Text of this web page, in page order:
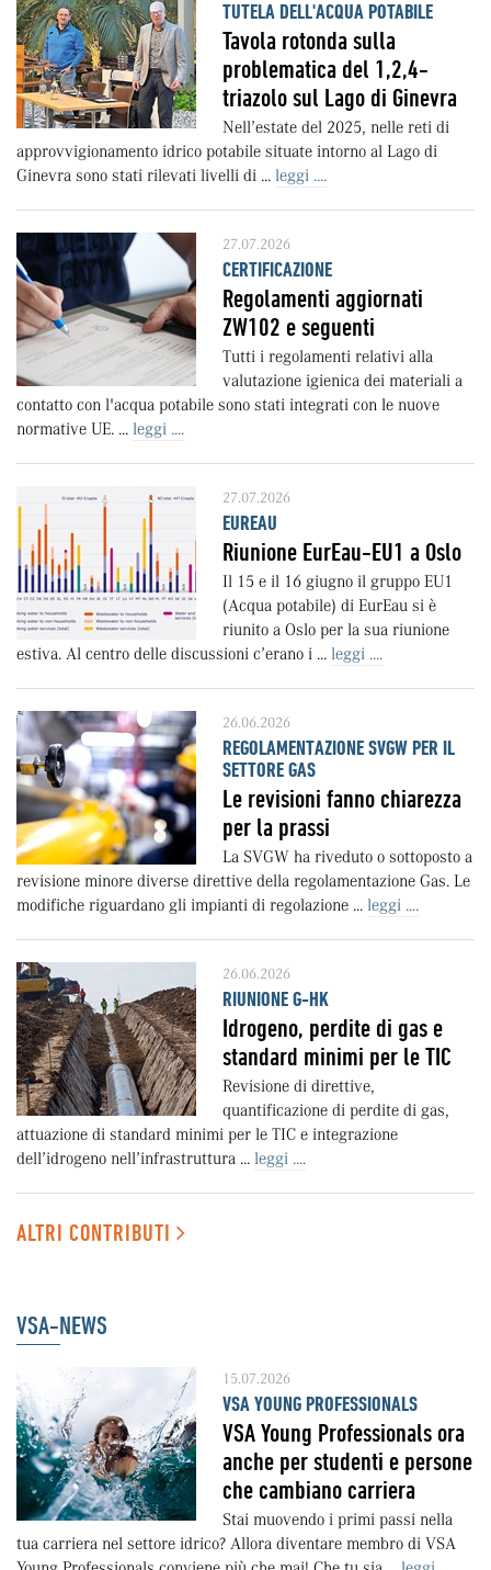
TUTELA DELL'ACQUA POTABILE
Tavola rotonda sulla
problematica del 1,2,4-
triazolo sul Lago di Ginevra
Nell’estate del 2025, nelle reti di
approvvigionamento idrico potabile situate intorno al Lago di
Ginevra sono stati rilevati livelli di ... leggi ....
27.07.2026
CERTIFICAZIONE
Regolamenti aggiornati
ZW102 e seguenti
Tutti i regolamenti relativi alla
valutazione igienica dei materiali a
contatto con l'acqua potabile sono stati integrati con le nuove
normative UE. ... leggi ....
27.07.2026
EUREAU
Riunione EurEau-EU1 a Oslo
Il 15 e il 16 giugno il gruppo EU1
(Acqua potabile) di EurEau si è
riunito a Oslo per la sua riunione
estiva. Al centro delle discussioni c’erano i ... leggi ....
26.06.2026
REGOLAMENTAZIONE SVGW PER IL
SETTORE GAS
Le revisioni fanno chiarezza
per la prassi
La SVGW ha riveduto o sottoposto a
revisione minore diverse direttive della regolamentazione Gas. Le
modifiche riguardano gli impianti di regolazione ... leggi ....
26.06.2026
RIUNIONE G-HK
Idrogeno, perdite di gas e
standard minimi per le TIC
Revisione di direttive,
quantificazione di perdite di gas,
attuazione di standard minimi per le TIC e integrazione
dell’idrogeno nell’infrastruttura ... leggi ....
ALTRI CONTRIBUTI
VSA-NEWS
15.07.2026
VSA YOUNG PROFESSIONALS
VSA Young Professionals ora
anche per studenti e persone
che cambiano carriera
Stai muovendo i primi passi nella
tua carriera nel settore idrico? Allora diventare membro di VSA